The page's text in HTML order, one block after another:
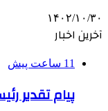
۱۴۰۲/۱۰/۳۰
آخرین اخبار
11 ساعت پیش
پیام تقدیر